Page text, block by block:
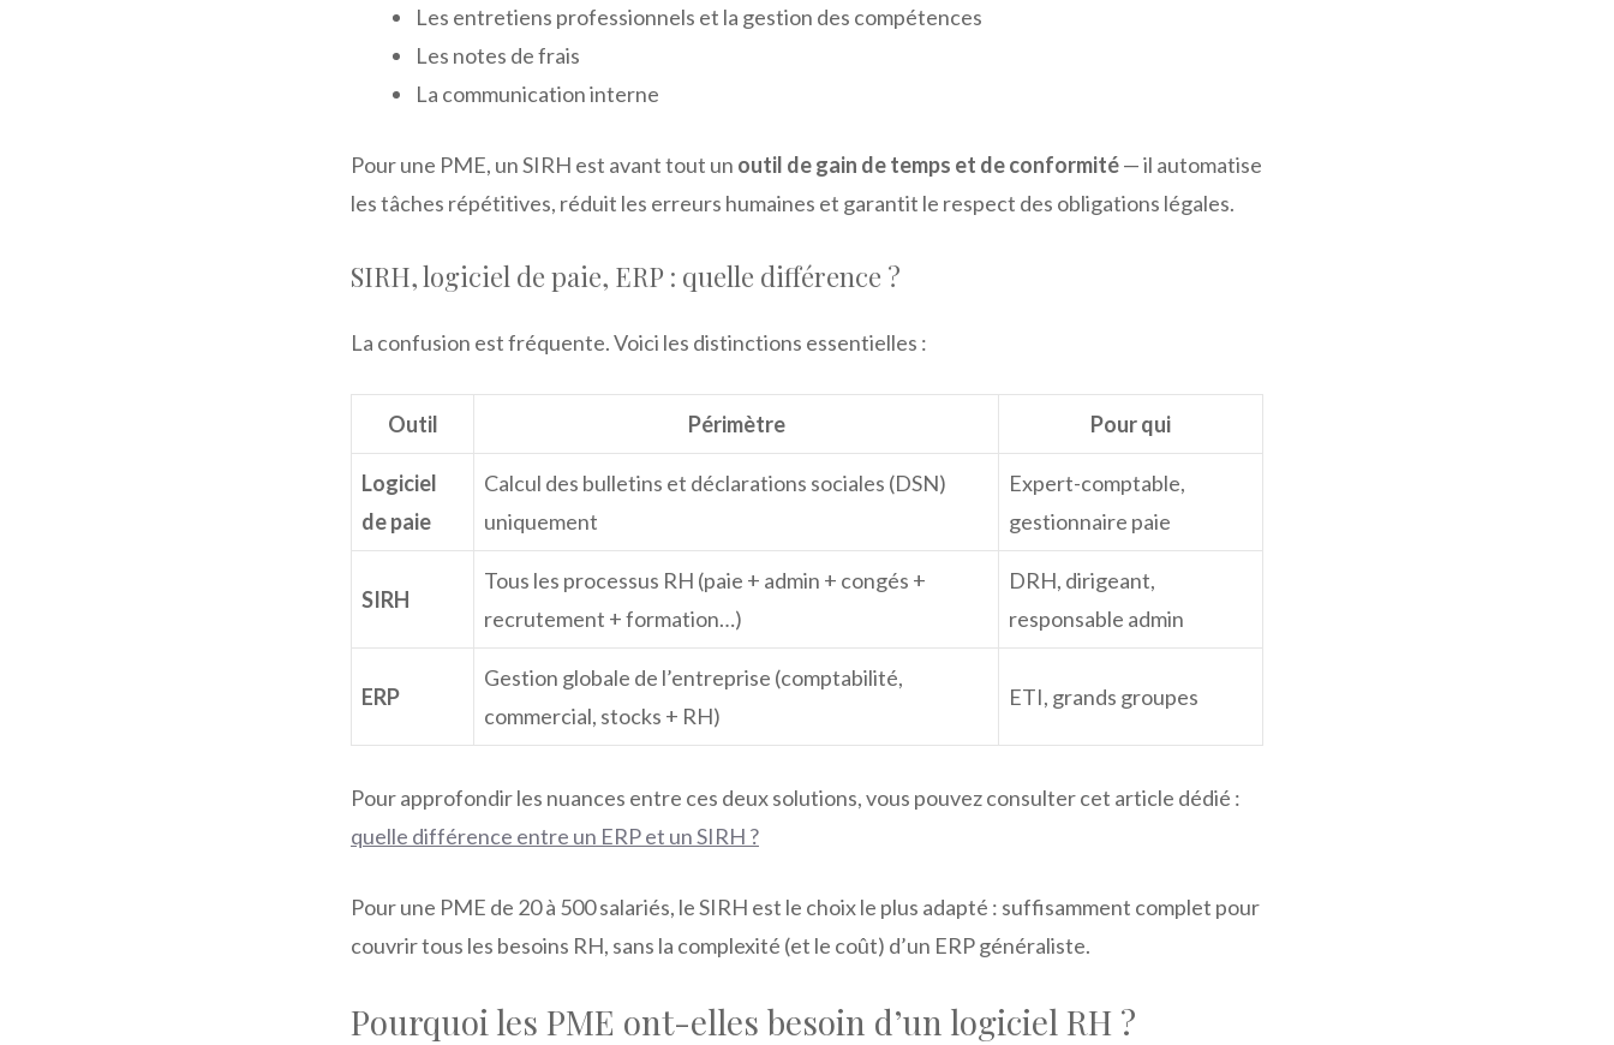
Les entretiens professionnels et la gestion des compétences
Les notes de frais
La communication interne
Pour une PME, un SIRH est avant tout un outil de gain de temps et de conformité— il automatise
les tâches répétitives, réduit les erreurs humaines et garantit le respect des obligations légales.
SIRH, logiciel de paie, ERP : quelle différence ?
La confusion est fréquente. Voici les distinctions essentielles :
Outil Périmètre Pour qui
Logiciel
de paie
Calcul des bulletins et déclarations sociales (DSN)
uniquement
Expert-comptable,
gestionnaire paie
SIRH
Tous les processus RH (paie + admin + congés +
recrutement + formation…)
DRH, dirigeant,
responsable admin
ERP
Gestion globale de l’entreprise (comptabilité,
commercial, stocks + RH)
ETI, grands groupes
Pour approfondir les nuances entre ces deux solutions, vous pouvez consulter cet article dédié :
quelle différence entre un ERP et un SIRH ?
Pour une PME de 20 à 500 salariés, le SIRH est le choix le plus adapté : suffisamment complet pour
couvrir tous les besoins RH, sans la complexité (et le coût) d’un ERP généraliste.
Pourquoi les PME ont-elles besoin d’un logiciel RH ?